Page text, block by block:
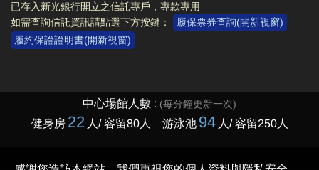
已存入新光銀行開立之信託專戶，專款專用
如需查詢信託資訊請點選下方按鍵：
履保票券查詢(開新視窗)
履約保證證明書(開新視窗)